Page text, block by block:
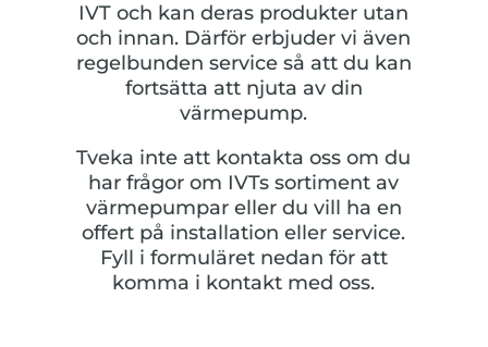
IVT och kan deras produkter utan
och innan. Därför erbjuder vi även
regelbunden service så att du kan
fortsätta att njuta av din
värmepump.
Tveka inte att kontakta oss om du
har frågor om IVTs sortiment av
värmepumpar eller du vill ha en
offert på installation eller service.
Fyll i formuläret nedan för att
komma i kontakt med oss.